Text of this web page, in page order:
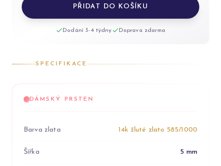
PŘIDAT DO KOŠÍKU
Dodání 3-4 týdny Doprava zdarma
SPECIFIKACE
DÁMSKÝ PRSTEN
Barva zlata 14k žluté zlato 585/1000
Šířka 5 mm